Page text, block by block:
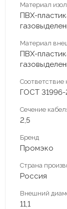
Материал
ПВХ-
Материал
ПВХ-
ГОСТ 31996-
Сечение
2,5
Бренд
Промэко
Страна
Россия
Внешний
11,1